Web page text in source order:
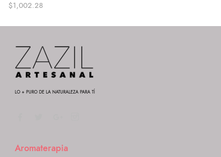
$1,002.28
LO + PURO DE LA NATURALEZA PARA TÍ
Aromaterapia